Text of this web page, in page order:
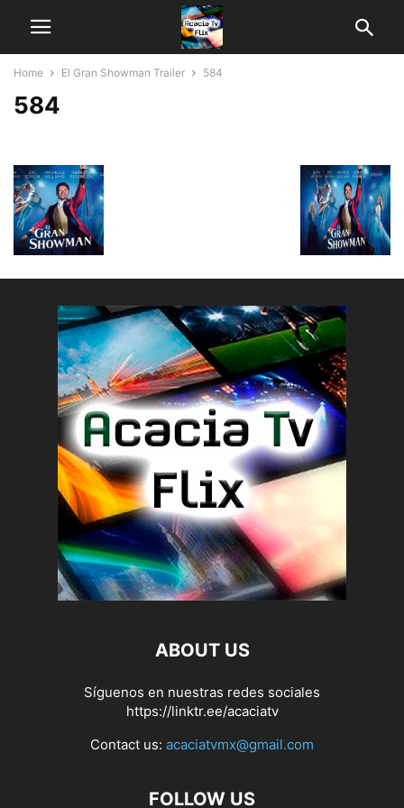
Home El Gran Showman Trailer 584
584
ABOUT US
Síguenos en nuestras redes sociales
https://linktr.ee/acaciatv
Contact us: acaciatvmx@gmail.com
FOLLOW US